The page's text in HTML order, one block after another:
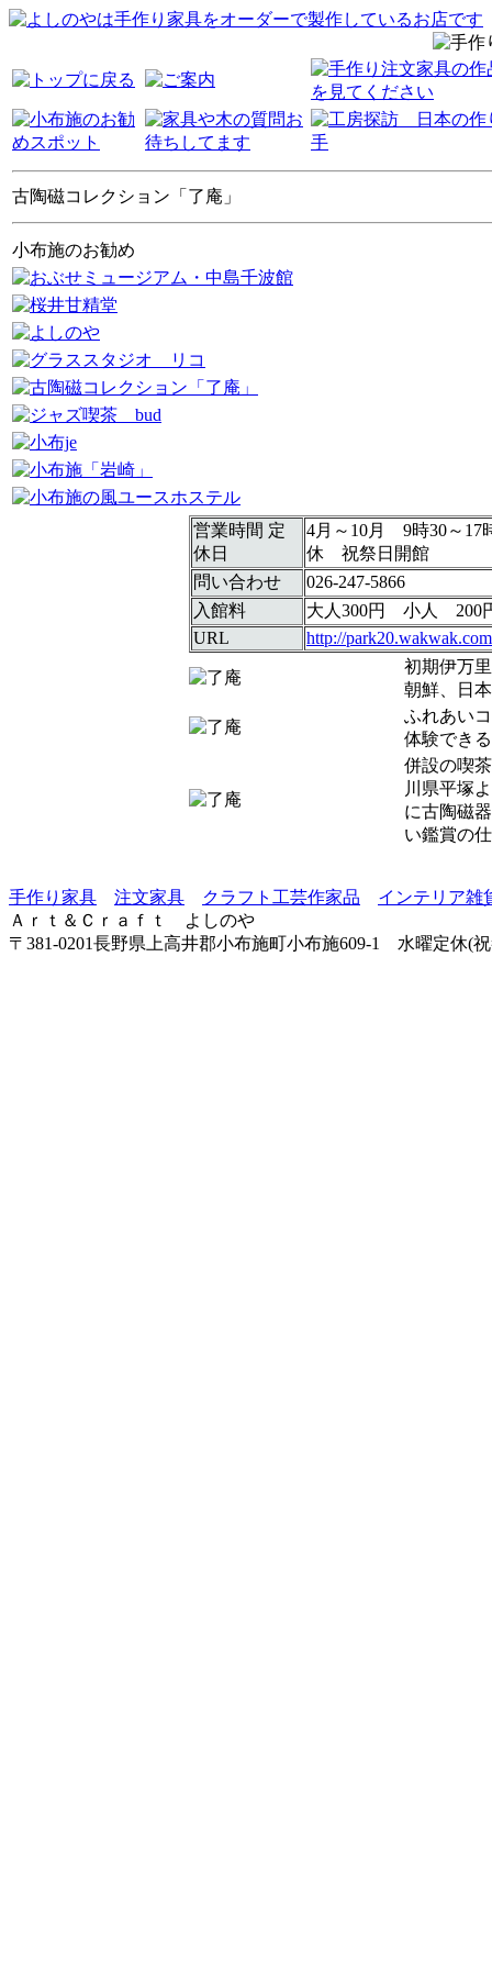
古陶磁コレクション「了庵」
小布施のお勧め
営業時間 定
休日
4月～10月 9時30～
休 祝祭日開館
問い合わせ
026-247-5866
入館料
大人300円 小人 200
URL
http://
初期伊万
朝鮮、日
ふれあい
体験でき
併設の喫
川県平塚
に古陶磁
い鑑賞の
手作り家具 注文家具 クラフト工芸作家品
インテリア雑
Ａｒｔ＆Ｃｒａｆｔ よしのや
〒381-0201長野県上高井郡小布施町小布施609-1 水曜定休(